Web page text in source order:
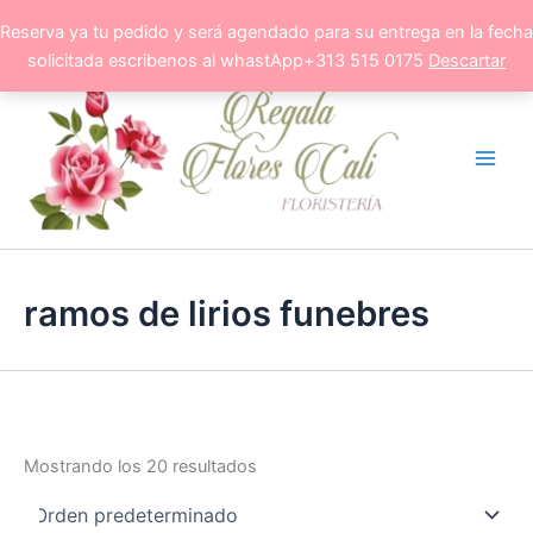
Reserva ya tu pedido y será agendado para su entrega en la fecha
solicitada escribenos al whastApp+313 515 0175 Descartar
al
contenido
ramos de lirios funebres
Mostrando los 20 resultados